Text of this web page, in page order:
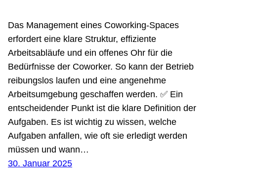
Das Management eines Coworking-Spaces
erfordert eine klare Struktur, effiziente
Arbeitsabläufe und ein offenes Ohr für die
Bedürfnisse der Coworker. So kann der Betrieb
reibungslos laufen und eine angenehme
Arbeitsumgebung geschaffen werden. ✅ Ein
entscheidender Punkt ist die klare Definition der
Aufgaben. Es ist wichtig zu wissen, welche
Aufgaben anfallen, wie oft sie erledigt werden
müssen und wann…
30. Januar 2025